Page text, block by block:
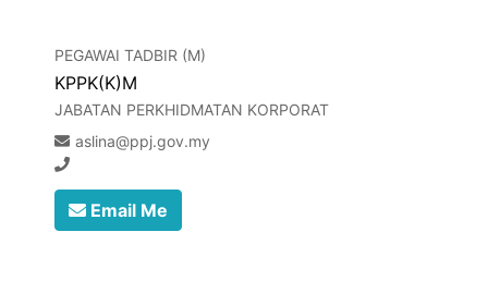
PEGAWAI TADBIR (M)
KPPK(K)M
JABATAN PERKHIDMATAN KORPORAT
aslina@ppj.gov.my
Email Me